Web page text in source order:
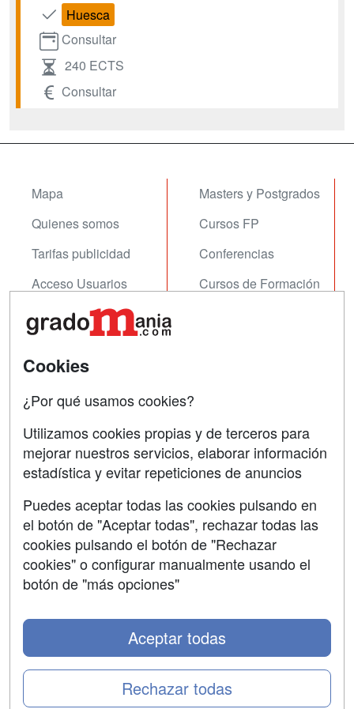
Huesca
Consultar
240 ECTS
Consultar
Mapa
Quienes somos
Tarifas publicidad
Acceso Usuarios
Acceso Centros
Masters y Postgrados
Cursos FP
Conferencias
Cursos de Formación
Contactar
Copyleft
Grupo formazion:
Cookies
¿Por qué usamos cookies?
Utilizamos cookies propias y de terceros para
mejorar nuestros servicios, elaborar información
estadística y evitar repeticiones de anuncios
Puedes aceptar todas las cookies pulsando en
el botón de "Aceptar todas", rechazar todas las
cookies pulsando el botón de "Rechazar
cookies" o configurar manualmente usando el
botón de "más opciones"
Rechazar todas
Aceptar todas